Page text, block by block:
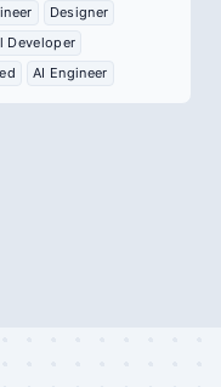
Designer
Developer
AI Engineer